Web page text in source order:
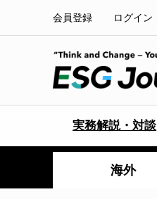
会員登録 ログイン
実務解説・対談
海外